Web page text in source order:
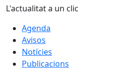
L'actualitat a un clic
Agenda
Avisos
Notícies
Publicacions